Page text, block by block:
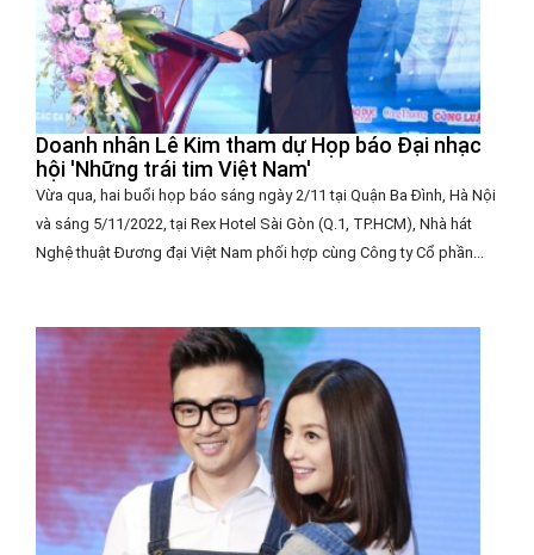
Doanh nhân Lê Kim tham dự Họp báo Đại nhạc
hội 'Những trái tim Việt Nam'
Vừa qua, hai buổi họp báo sáng ngày 2/11 tại Quận Ba Đình, Hà Nội
và sáng 5/11/2022, tại Rex Hotel Sài Gòn (Q.1, TP.HCM), Nhà hát
Nghệ thuật Đương đại Việt Nam phối hợp cùng Công ty Cổ phần...